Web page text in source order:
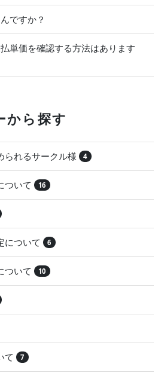
ですか？
単価を確認する方法はあります
から探す
られるサークル様 4
ついて 16
について 6
ついて 10
て 7